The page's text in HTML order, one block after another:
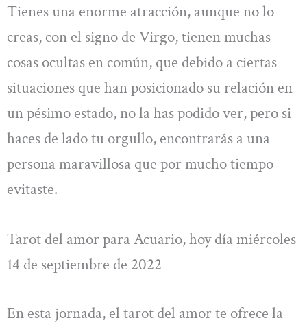
Tienes una enorme atracción, aunque no lo
creas, con el signo de Virgo, tienen muchas
cosas ocultas en común, que debido a ciertas
situaciones que han posicionado su relación en
un pésimo estado, no la has podido ver, pero si
haces de lado tu orgullo, encontrarás a una
persona maravillosa que por mucho tiempo
evitaste.
Tarot del amor para Acuario, hoy día miércoles
14 de septiembre de 2022
En esta jornada, el tarot del amor te ofrece la